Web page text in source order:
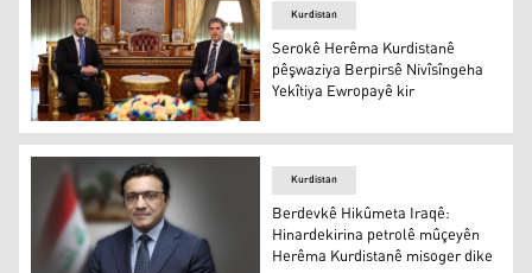
Nêçîrvan Barzanî û Rado Butum
Kurdistan
Serokê Herêma Kurdistanê
pêşwaziya Berpirsê Nivîsîngeha
Yekîtiya Ewropayê kir
Kurdistan
Berdevkê Hikûmeta Iraqê:
Hinardekirina petrolê mûçeyên
Herêma Kurdistanê misoger dike